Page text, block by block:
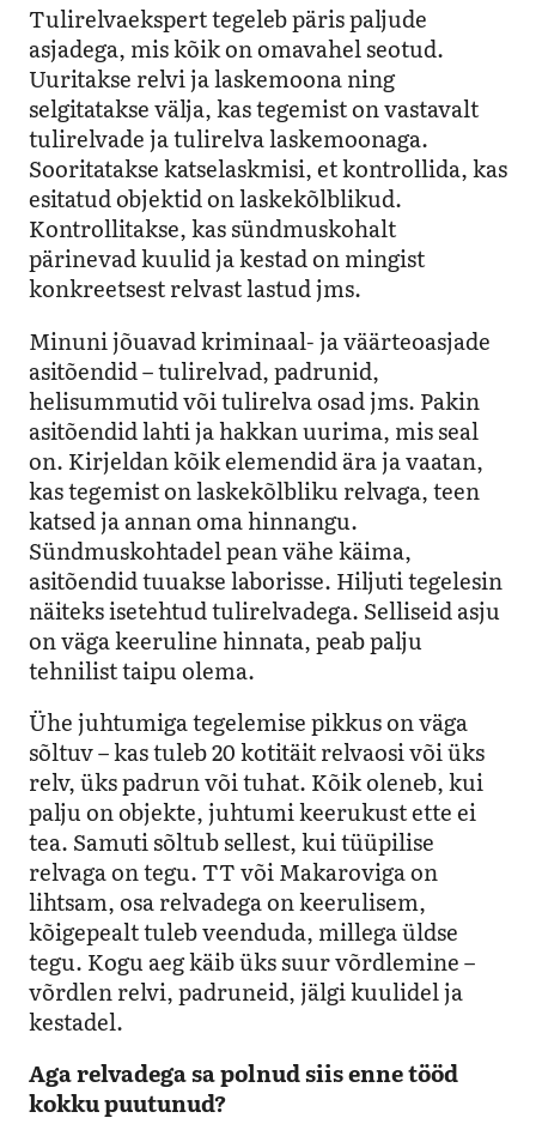
Tulirelvaekspert tegeleb päris paljude
asjadega, mis kõik on omavahel seotud.
Uuritakse relvi ja laskemoona ning
selgitatakse välja, kas tegemist on vastavalt
tulirelvade ja tulirelva laskemoonaga.
Sooritatakse katselaskmisi, et kontrollida, kas
esitatud objektid on laskekõlblikud.
Kontrollitakse, kas sündmuskohalt
pärinevad kuulid ja kestad on mingist
konkreetsest relvast lastud jms.
Minuni jõuavad kriminaal- ja väärteoasjade
asitõendid – tulirelvad, padrunid,
helisummutid või tulirelva osad jms. Pakin
asitõendid lahti ja hakkan uurima, mis seal
on. Kirjeldan kõik elemendid ära ja vaatan,
kas tegemist on laskekõlbliku relvaga, teen
katsed ja annan oma hinnangu.
Sündmuskohtadel pean vähe käima,
asitõendid tuuakse laborisse. Hiljuti tegelesin
näiteks isetehtud tulirelvadega. Selliseid asju
on väga keeruline hinnata, peab palju
tehnilist taipu olema.
Ühe juhtumiga tegelemise pikkus on väga
sõltuv – kas tuleb 20 kotitäit relvaosi või üks
relv, üks padrun või tuhat. Kõik oleneb, kui
palju on objekte, juhtumi keerukust ette ei
tea. Samuti sõltub sellest, kui tüüpilise
relvaga on tegu. TT või Makaroviga on
lihtsam,osarelvadega on keerulisem,
kõigepealt tuleb veenduda, millega üldse
tegu. Kogu aeg käib üks suur võrdlemine –
võrdlen relvi, padruneid, jälgikuulidel ja
kestadel.
Aga relvadega sa polnud siis enne tööd
kokku puutunud?